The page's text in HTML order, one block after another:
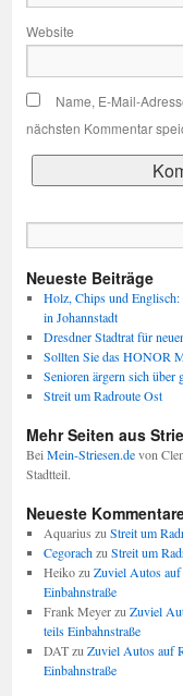
Website
Name, E-Mail-
nächsten Kommentar
Neueste Beiträge
Holz, Chips und
in Johannstadt
Dresdner Stadtrat für
Sollten Sie das HONOR
Senioren ärgern sich über
Streit um Radroute Ost
Mehr Seiten aus
Bei Mein-Striesen.devon
Stadtteil.
Neueste
Aquarius zu Streit um
Cegorachzu Streit um
Heikozu Zuviel Autos auf
Einbahnstraße
Frank Meyerzu Zuviel
teils Einbahnstraße
DATzu Zuviel Autos auf
Einbahnstraße